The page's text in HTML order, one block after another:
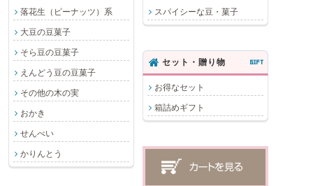
落花生（ピーナッツ）系
大豆の豆菓子
そら豆の豆菓子
えんどう豆の豆菓子
その他の木の実
おかき
せんべい
かりんとう
スパイシーな豆・菓子
セット・贈り物 GIFT
お得なセット
箱詰めギフト